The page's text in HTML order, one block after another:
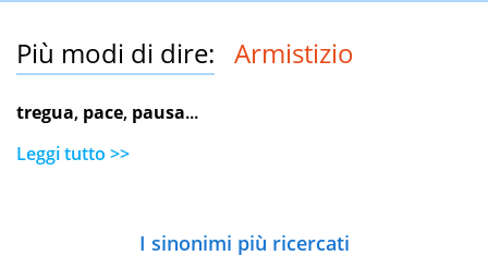
Più modi di dire: Armistizio
tregua, pace, pausa...
Leggi tutto >>
I sinonimi più ricercati